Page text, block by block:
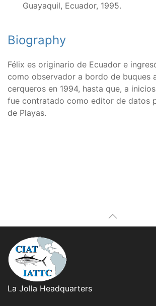
Guayaquil, Ecuador, 1995.
Biography
Félix es originario de Ecuador e
como observador a bordo de buques
cerqueros en 1994, hasta que, a
fue contratado como editor de datos
de Playas.
La Jolla Headquarters